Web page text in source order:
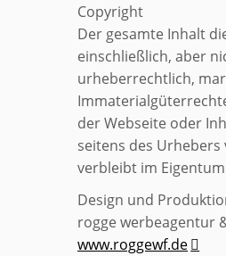
Copyright
Der gesamte Inhalt
einschließlich, aber
urheberrechtlich,
der Webseite oder
seitens des
verbleibt im
Design und
rogge werbeagentur
www.roggewf.de